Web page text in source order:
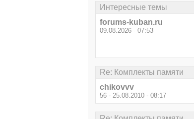
Интересные темы
forums-kuban.ru
09.08.2026 - 07:53
Re: Комплекты памяти
chikovvv
56 - 25.08.2010 - 08:17